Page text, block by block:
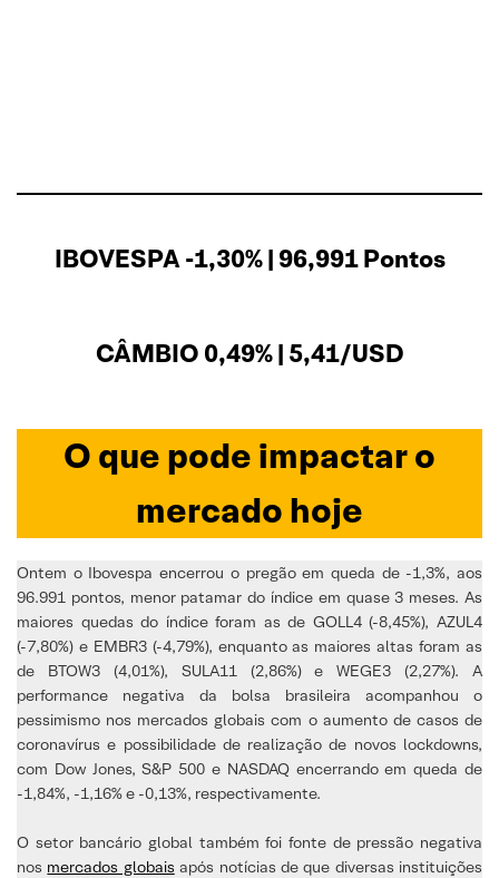
IBOVESPA -1,30% | 96,991 Pontos
CÂMBIO 0,49% | 5,41/USD
O que pode impactar o
mercado hoje
Ontem o Ibovespa encerrou o pregão em queda de -1,3%, aos
96.991 pontos, menor patamar do índice em quase 3 meses. As
maiores quedas do índice foram as de GOLL4 (-8,45%), AZUL4
(-7,80%) e EMBR3 (-4,79%), enquanto as maiores altas foram as
de BTOW3 (4,01%), SULA11 (2,86%) e WEGE3 (2,27%). A
performance negativa da bolsa brasileira acompanhou o
pessimismo nos mercados globais com o aumento de casos de
coronavírus e possibilidade de realização de novos lockdowns,
com Dow Jones, S&P 500 e NASDAQ encerrando em queda de
-1,84%, -1,16% e -0,13%, respectivamente.
O setor bancário global também foi fonte de pressão negativa
nos mercados globais após notícias de que diversas instituições